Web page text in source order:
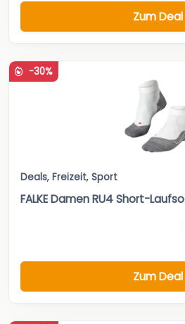
Zum Deal
-30%
Deals, Freizeit, Sport
FALKE Damen RU4 Short-
Zum Deal